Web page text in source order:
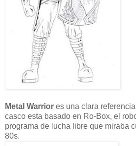
Metal Warrior es una clara
casco esta basado en Ro-Box, el
programa de lucha libre que miraba
80s.